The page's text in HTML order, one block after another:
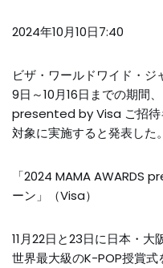
2024年10月10日7:40
ビザ・ワールドワイド・
9日～10月16日までの期間
presented by Visa ご招待
対象に実施すると発表した。
「2024 MAMA AWARDS
ーン」（Visa）
11月22日と23日に日本・
世界最大級のK-POP授賞